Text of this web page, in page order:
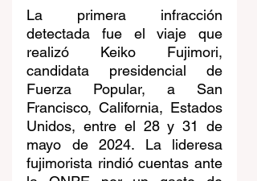
La primera infracción
detectada fue el viaje que
realizó Keiko Fujimori,
candidata presidencial de
Fuerza Popular, a San
Francisco, California, Estados
Unidos, entre el 28 y 31 de
mayo de 2024. La lideresa
fujimorista rindió cuentas ante